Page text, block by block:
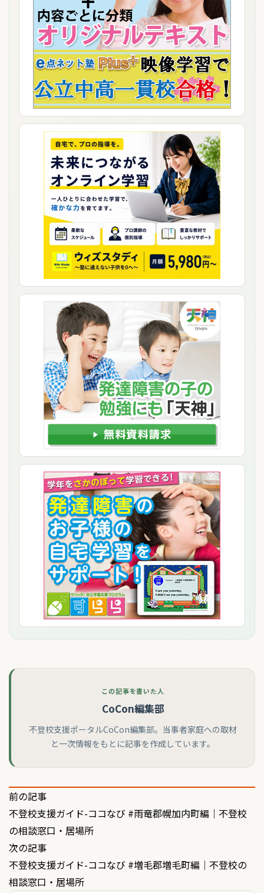
この記事を書いた人
CoCon編集部
不登校支援ポータルCoCon編集部。当事者家庭への取材
と一次情報をもとに記事を作成しています。
投
稿
ナ
ビ
前の記事
不登校支援ガイド-ココなび #雨竜郡幌加内町編｜不登校
の相談窓口・居場所
次の記事
不登校支援ガイド-ココなび #増毛郡増毛町編｜不登校の
相談窓口・居場所